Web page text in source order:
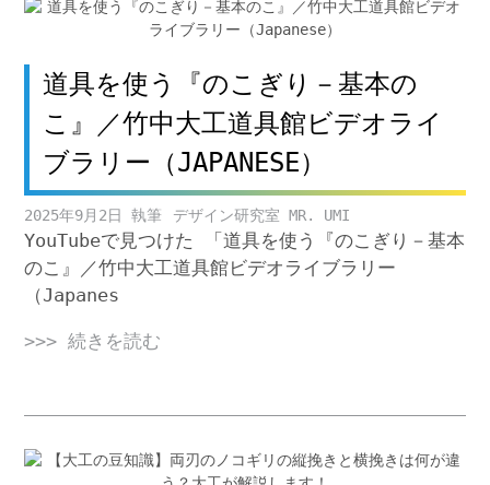
道具を使う『のこぎり－基本の
こ』／竹中大工道具館ビデオライ
ブラリー（JAPANESE）
2025年9月2日 デザイン研究室 MR. UMI
YouTubeで見つけた 「道具を使う『のこぎり－基本
のこ』／竹中大工道具館ビデオライブラリー
（Japanes
>>> 続きを読む